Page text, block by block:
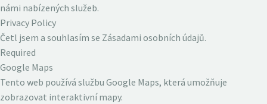
námi nabízených služeb.
Privacy Policy
Četl jsem a souhlasím se Zásadami osobních údajů.
Required
Google Maps
Tento web používá službu Google Maps, která umožňuje
zobrazovat interaktivní mapy.